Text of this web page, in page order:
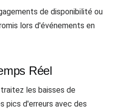
de disponibilité ou
lors d'événements en
Réel
les baisses de
pics d'erreurs avec des